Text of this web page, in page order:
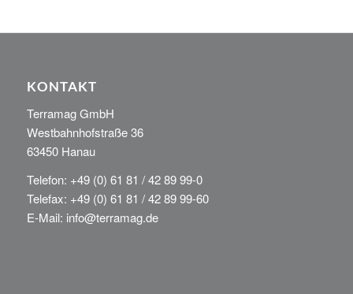
KONTAKT
Terramag GmbH
Westbahnhofstraße 36
63450 Hanau
Telefon: +49 (0) 61 81 / 42 89 99-0
Telefax: +49 (0) 61 81 / 42 89 99-60
E-Mail: info@terramag.de